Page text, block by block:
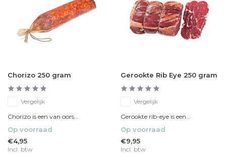
Chorizo 250 gram
Vergelijk
Chorizo is een van oors...
Op voorraad
€4,95
Incl. btw
Gerookte Rib Eye 250 gram
Vergelijk
Gerookte rib-eye is een...
Op voorraad
€9,95
Incl. btw